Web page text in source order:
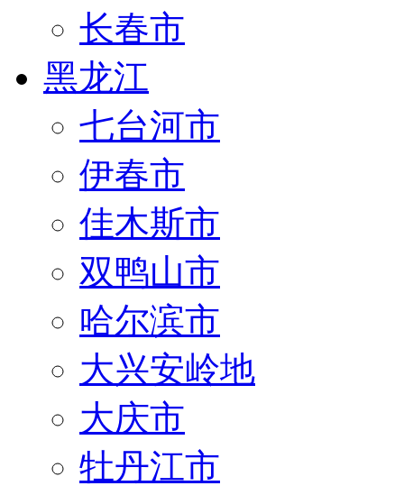
长春市
黑龙江
七台河市
伊春市
佳木斯市
双鸭山市
哈尔滨市
大兴安岭地
大庆市
牡丹江市